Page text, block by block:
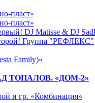
пласт»
пласт»
DJ Matisse & DJ
Группа "РЕФЛЕКС"
Family)»
ТОПАЛОВ. «ДОМ-2»
и гр. «Комбинация»